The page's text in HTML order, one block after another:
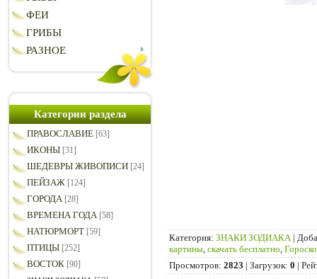
ФЕИ
ГРИБЫ
РАЗНОЕ
Категории раздела
ПРАВОСЛАВИЕ [63]
ИКОНЫ [31]
ШЕДЕВРЫ ЖИВОПИСИ [24]
ПЕЙЗАЖ [124]
ГОРОДА [28]
ВРЕМЕНА ГОДА [58]
НАТЮРМОРТ [59]
ПТИЦЫ [252]
ВОСТОК [90]
Категория: ЗНАКИ ЗОДИАКА |
картины скачать бесплатно
Просмотров: 2823 | Загрузок: 0 |